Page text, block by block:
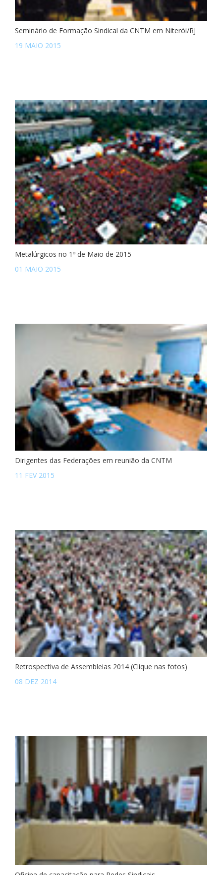
Seminário de Formação Sindical da CNTM em Niterói/RJ
19 MAIO 2015
Metalúrgicos no 1º de Maio de 2015
01 MAIO 2015
Dirigentes das Federações em reunião da CNTM
11 FEV 2015
Retrospectiva de Assembleias 2014 (Clique nas fotos)
08 DEZ 2014